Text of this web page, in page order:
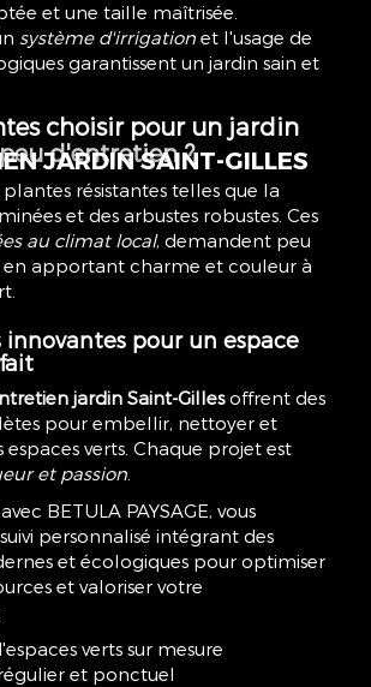
JARDIN SAINT-GILLES
et une taille maîtrisée.
système d'irrigation et l'usage de
garantissent un jardin sain et
choisir pour un jardin
d'entretien ?
résistantes telles que la
et des arbustes robustes. Ces
au climat local, demandent peu
apportant charme et couleur à
innovantes pour un espace
jardin Saint-Gillesoffrent des
pour embellir, nettoyer et
espaces verts. Chaque projet est
et passion
BETULA PAYSAGE, vous
personnalisé intégrant des
et écologiques pour optimiser
et valoriser votre
verts sur mesure
et ponctuel